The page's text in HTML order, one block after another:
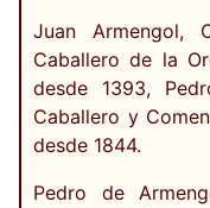
Juan Armengol,
Caballero de la
desde 1393,
Caballero y
desde 1844.
Pedro de